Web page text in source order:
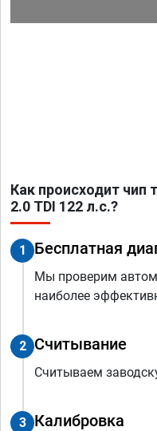
Как происходит чип
2.0 TDI 122 л.с.?
1 Бесплатная
Мы проверим
наиболее
2 Считывание
Считываем
3 Калибровка